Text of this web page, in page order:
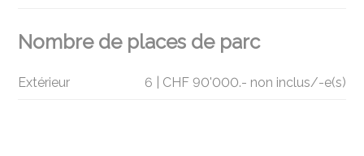
Nombre de places de parc
Extérieur 6 | CHF 90'000.- non inclus/-e(s)